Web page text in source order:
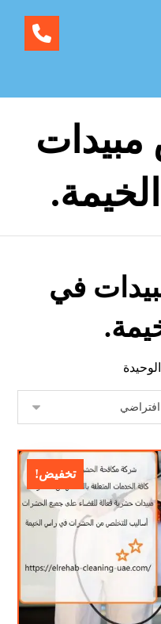
في
تخفيض!